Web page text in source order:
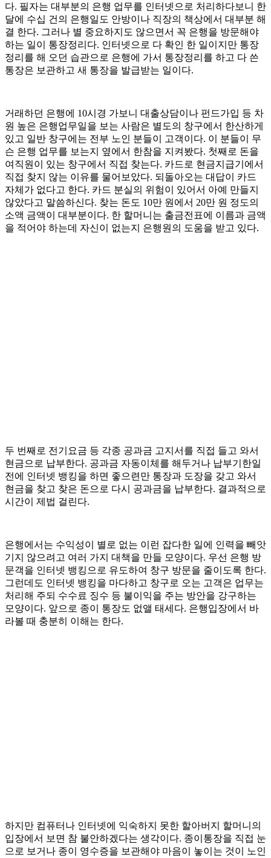
다. 필자는 대부분의 은행 업무를 인터넷으로 처리하다보니 한
달에 수십 건의 은행일도 안방이나 직장의 책상에서 대부분 해
결 한다. 그러나 별 중요하지도 않으면서 꼭 은행을 방문해야
하는 일이 통장정리다. 인터넷으로 다 확인 한 일이지만 통장
정리를 해 오던 습관으로 은행에 가서 통장정리를 하고 다 쓴
통장은 보관하고 새 통장을 발급받는 일이다.
거래하던 은행에 10시경 가보니 대출상담이나 펀드가입 등 차
원 높은 은행업무일을 보는 사람은 별도의 창구에서 한산하게
있고 일반 창구에는 전부 노인 분들이 고객이다. 이 분들이 무
슨 은행 업무를 보는지 옆에서 한참을 지켜봤다. 첫째로 돈을
여직원이 있는 창구에서 직접 찾는다. 카드로 현금지급기에서
직접 찾지 않는 이유를 물어보았다. 되돌아오는 대답이 카드
자체가 없다고 한다. 카드 분실의 위험이 있어서 아예 만들지
않았다고 말씀하신다. 찾는 돈도 10만 원에서 20만 원 정도의
소액 금액이 대부분이다. 한 할머니는 출금전표에 이름과 금액
을 적어야 하는데 자신이 없는지 은행원의 도움을 받고 있다.
두 번째로 전기요금 등 각종 공과금 고지서를 직접 들고 와서
현금으로 납부한다. 공과금 자동이체를 해두거나 납부기한일
전에 인터넷 뱅킹을 하면 좋으련만 통장과 도장을 갖고 와서
현금을 찾고 찾은 돈으로 다시 공과금을 납부한다. 결과적으로
시간이 제법 걸린다.
은행에서는 수익성이 별로 없는 이런 잡다한 일에 인력을 빼앗
기지 않으려고 여러 가지 대책을 만들 모양이다. 우선 은행 방
문객을 인터넷 뱅킹으로 유도하여 창구 방문을 줄이도록 한다.
그런데도 인터넷 뱅킹을 마다하고 창구로 오는 고객은 업무는
처리해 주되 수수료 징수 등 불이익을 주는 방안을 강구하는
모양이다. 앞으로 종이 통장도 없앨 태세다. 은행입장에서 바
라볼 때 충분히 이해는 한다.
하지만 컴퓨터나 인터넷에 익숙하지 못한 할아버지 할머니의
입장에서 보면 참 불안하겠다는 생각이다. 종이통장을 직접 눈
으로 보거나 종이 영수증을 보관해야 마음이 놓이는 것이 노인